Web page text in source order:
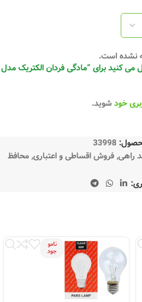
نشده است.
می کنید برای “مادگی فردان الکتریک مدل
خودشوید.
33998
راهی,فروش اقساطی و اعتباری,محافظ
نامو
جود